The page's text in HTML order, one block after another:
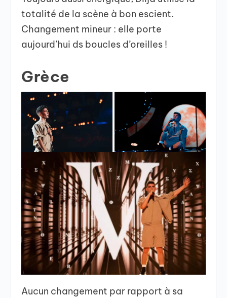
totalité de la scène à bon escient.
Changement mineur : elle porte
aujourd’hui ds boucles d’oreilles !
Grèce
Aucun changement par rapport à sa